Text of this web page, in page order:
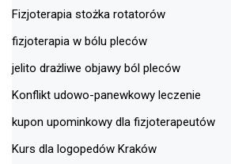
Fizjoterapia stożka rotatorów
fizjoterapia w bólu pleców
jelito drażliwe objawy ból pleców
Konflikt udowo-panewkowy leczenie
kupon upominkowy dla fizjoterapeutów
Kurs dla logopedów Kraków